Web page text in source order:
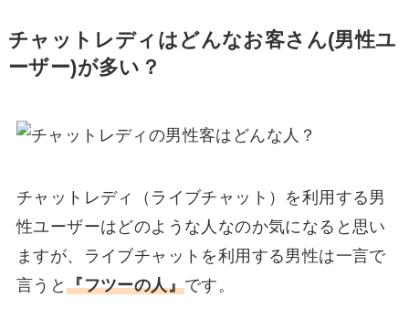
チャットレディはどんなお客さん(男性ユ
ーザー)が多い？
チャットレディ（ライブチャット）を利用する男
性ユーザーはどのような人なのか気になると思い
ますが、ライブチャットを利用する男性は一言で
言うと『フツーの人』です。